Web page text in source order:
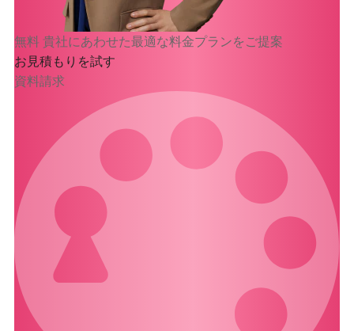
無料 貴社にあわせた最適な料金プランをご提案
お見積もりを試す
資料請求